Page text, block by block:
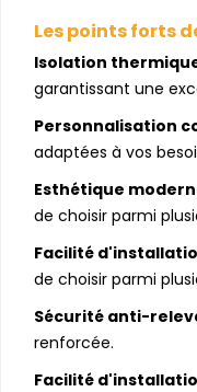
Les points forts
Isolation
garantissant une
Personnalisation
adaptées à vos
Esthétique
de choisir parmi
Facilité
de choisir parmi
Sécurité anti-
renforcée.
Facilité